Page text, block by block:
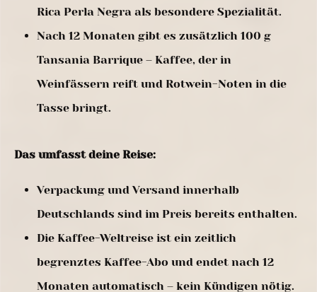
Rica Perla Negra als besondere Spezialität.
Nach 12 Monaten gibt es zusätzlich 100 g
Tansania Barrique – Kaffee, der in
Weinfässern reift und Rotwein-Noten in die
Tasse bringt.
Das umfasst deine Reise:
Verpackung und Versand innerhalb
Deutschlands sind im Preis bereits enthalten.
Die Kaffee-Weltreise ist ein zeitlich
begrenztes Kaffee-Abo und endet nach 12
Monaten automatisch – kein Kündigen nötig.